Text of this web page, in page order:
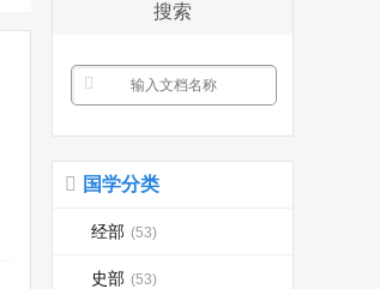
搜索
国学分类
经部 (53)
史部 (53)